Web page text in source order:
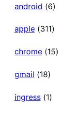
ペ
ー
ジ
android (6)
apple(311)
chrome(15)
gmail (18)
ingress(1)